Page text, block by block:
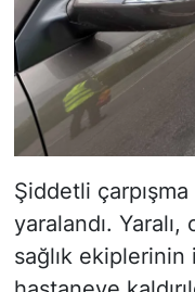
Şiddetli
yaralandı.
sağlık ekiplerinin